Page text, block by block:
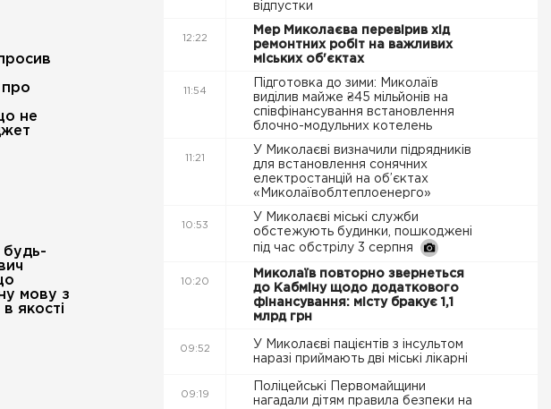
про
не
будь-
мову з
якості
відпустки
12:22
Мер Миколаєва перевірив хід
ремонтних робіт на важливих
міських об'єктах
11:54
Підготовка до зими: Миколаїв
виділив майже ₴45 мільйонів на
співфінансування встановлення
блочно-модульних котелень
11:21
У Миколаєві визначили підрядників
для встановлення сонячних
електростанцій на об’єктах
«Миколаївоблтеплоенерго»
10:53
У Миколаєві міські служби
обстежують будинки, пошкоджені
під час обстрілу 3 серпня
10:20
Миколаїв повторно звернеться
до Кабміну щодо додаткового
фінансування: місту бракує 1,1
млрд грн
09:52
У Миколаєві пацієнтів з інсультом
наразі приймають дві міські лікарні
09:19
Поліцейські Первомайщини
нагадали дітям правила безпеки на